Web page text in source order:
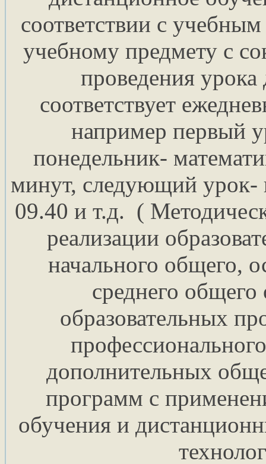
соответствии с
учебному предмету с
проведения
соответствует
например первый
понедельник-
минут, следующий урок-
09.40 и т.д. (
реализации
начального общего,
среднего общего
образовательных
дополнительных
программ с
обучения и